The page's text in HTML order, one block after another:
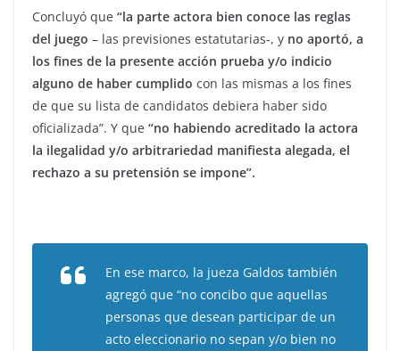
Concluyó que “la parte actora bien conoce las reglas
del juego – las previsiones estatutarias-, y no aportó, a
los fines de la presente acción prueba y/o indicio
alguno de haber cumplido con las mismas a los fines
de que su lista de candidatos debiera haber sido
oficializada”. Y que “no habiendo acreditado la actora
la ilegalidad y/o arbitrariedad manifiesta alegada, el
rechazo a su pretensión se impone”.
En ese marco, la jueza Galdos también
agregó que “no concibo que aquellas
personas que desean participar de un
acto eleccionario no sepan y/o bien no